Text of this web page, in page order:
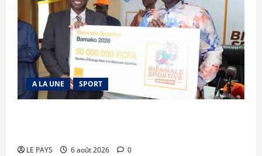
A LA UNE SPORT
LE PAYS 6 août 2026 0